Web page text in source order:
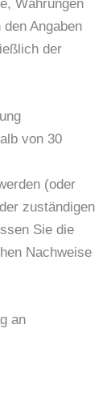
Währungen
Angaben
der
von 30
(oder
zuständigen
Sie die
Nachweise
an